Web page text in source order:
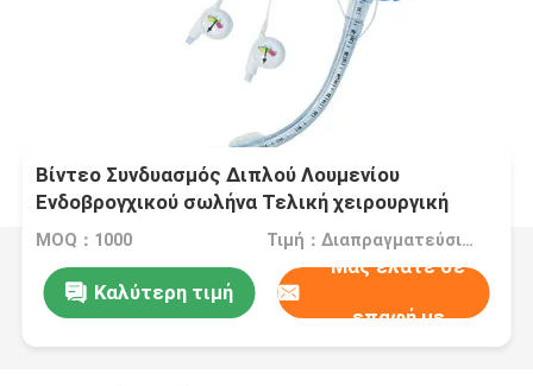
Βίντεο Συνδυασμός Διπλού Λουμενίου
Ενδοβρογχικού σωλήνα Τελική χειρουργική
λύση με ιατρικά πολυμερή υλικά
MOQ：1000 Τιμή：Διαπραγματεύσιμα
Καλύτερη τιμή
Μας ελάτε σε
επαφή με